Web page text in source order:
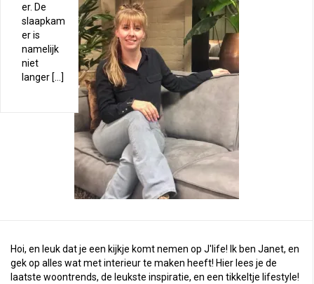
er. De
slaapkam
er is
namelijk
niet
langer […]
Hoi, en leuk dat je een kijkje komt nemen op J'life! Ik ben Janet, en
gek op alles wat met interieur te maken heeft! Hier lees je de
laatste woontrends, de leukste inspiratie, en een tikkeltje lifestyle!